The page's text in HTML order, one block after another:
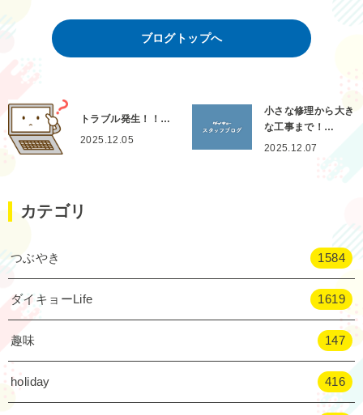
ブログトップへ
トラブル発生！！…
2025.12.05
小さな修理から大き
な工事まで！…
2025.12.07
カテゴリ
つぶやき 1584
ダイキョーLife 1619
趣味 147
holiday 416